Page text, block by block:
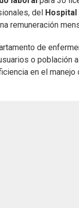
del
remuneración
de
o población
en el